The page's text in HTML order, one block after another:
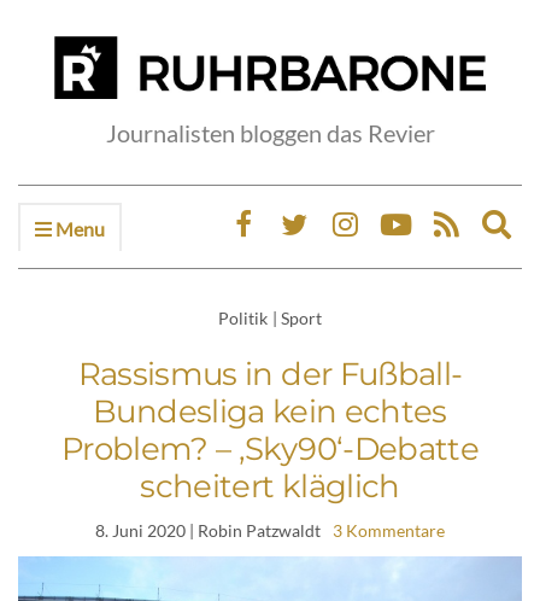
Journalisten bloggen das Revier
Menu
Politik | Sport
Rassismus in der Fußball-
Bundesliga kein echtes
Problem? – ‚Sky90‘-Debatte
scheitert kläglich
8. Juni 2020 | Robin Patzwaldt 3 Kommentare